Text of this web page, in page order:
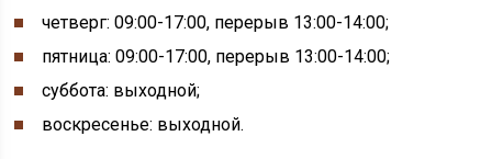
четверг: 09:00-17:00, перерыв 13:00-14:00;
пятница: 09:00-17:00, перерыв 13:00-14:00;
суббота: выходной;
воскресенье: выходной.